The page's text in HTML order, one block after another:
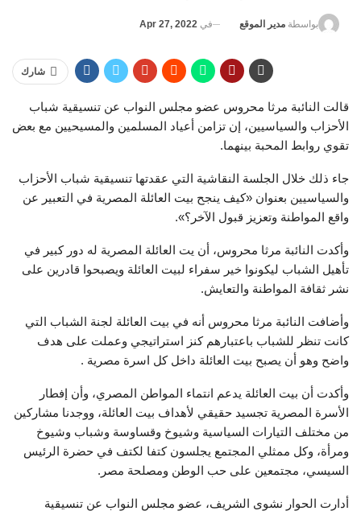
بواسطة مدير الموقع في Apr 27, 2022
شارك
قالت النائبة مرثا محروس عضو مجلس النواب عن تنسيقية شباب
الأحزاب والسياسيين، إن تزامن أعياد المسلمين والمسيحيين مع بعض
تقوي روابط المحبة بينهما.
جاء ذلك خلال الجلسة النقاشية التي عقدتها تنسيقية شباب الأحزاب
والسياسيين بعنوان «كيف ينجح بيت العائلة المصرية في التعبير عن
واقع المواطنة وتعزيز قبول الآخر؟».
وأكدت النائبة مرثا محروس، أن يت العائلة المصرية له دور كبير في
تأهيل الشباب ليكونوا خير سفراء لبيت العائلة ويصبحوا قادرين على
نشر ثقافة المواطنة والتعايش.
وأضافت النائبة مرثا محروس أنه في بيت العائلة لجنة الشباب التي
كانت تنظر للشباب باعتبارهم كنز استراتيجي وعملت على هدف
واضح وهو أن يصبح بيت العائلة داخل كل اسرة مصرية .
وأكدت أن بيت العائلة يدعم انتماء المواطن المصري، وأن إفطار
الأسرة المصرية تجسيد حقيقي لأهداف بيت العائلة، ووجدنا مشاركين
من مختلف التيارات السياسية وشيوخ وقساوسة وشباب وشيوخ
ومرأة، وكل ممثلي المجتمع يجلسون كتفا لكتف في حضرة الرئيس
السيسي، مجتمعين على حب الوطن ومصلحة مصر.
‎أدارت الحوار نشوى الشريف، عضو مجلس النواب عن تنسيقية